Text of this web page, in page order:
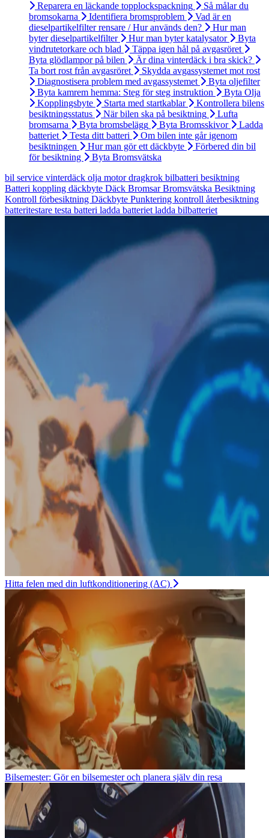
Reparera en läckande topplockspackning
Så målar du
bromsokarna
Identifiera bromsproblem
Vad är en
dieselpartikelfilter rensare / Hur används den?
Hur man
byter dieselpartikelfilter
Hur man byter katalysator
Byta
vindrutetorkare och blad
Täppa igen hål på avgasröret
Byta glödlampor på bilen
Är dina vinterdäck i bra skick?
Ta bort rost från avgasröret
Skydda avgassystemet mot rost
Diagnostisera problem med avgassystemet
Byta oljefilter
Byta kamrem hemma: Steg för steg instruktion
Byta Olja
Kopplingsbyte
Starta med startkablar
Kontrollera bilens
besiktningsstatus
När bilen ska på besiktning
Lufta
bromsarna
Byta bromsbelägg Byta Bromsskivor
Ladda
batteriet
Testa ditt batteri
Om bilen inte går igenom
besiktningen
Hur man gör ett däckbyte
Förbered din bil
för besiktning
Byta Bromsvätska
bil service vinterdäck olja motordragkrok bilbatteri besiktning
Batteri koppling däckbyte Däck BromsarBromsvätska Besiktning
Kontroll förbesiktning Däckbyte Punktering kontroll återbesiktning
batteritestare testa batteri ladda batteriet ladda bilbatteriet
Hitta felen med din luftkonditionering (AC)
Bilsemester: Gör en bilsemester och planera själv din resa